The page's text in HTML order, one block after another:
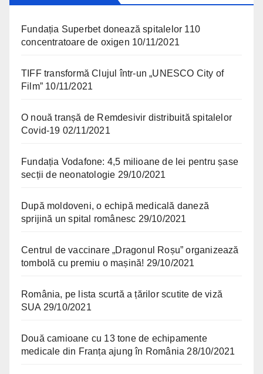
Fundația Superbet donează spitalelor 110
concentratoare de oxigen 10/11/2021
TIFF transformă Clujul într-un „UNESCO City of
Film” 10/11/2021
O nouă tranșă de Remdesivir distribuită spitalelor
Covid-19 02/11/2021
Fundația Vodafone: 4,5 milioane de lei pentru șase
secții de neonatologie 29/10/2021
După moldoveni, o echipă medicală daneză
sprijină un spital românesc 29/10/2021
Centrul de vaccinare „Dragonul Roșu” organizează
tombolă cu premiu o mașină! 29/10/2021
România, pe lista scurtă a țărilor scutite de viză
SUA 29/10/2021
Două camioane cu 13 tone de echipamente
medicale din Franța ajung în România 28/10/2021